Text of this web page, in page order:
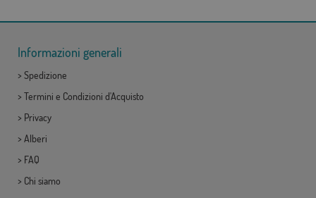
Informazioni generali
> Spedizione
> Termini e Condizioni d'Acquisto
> Privacy
> Alberi
> FAQ
> Chi siamo